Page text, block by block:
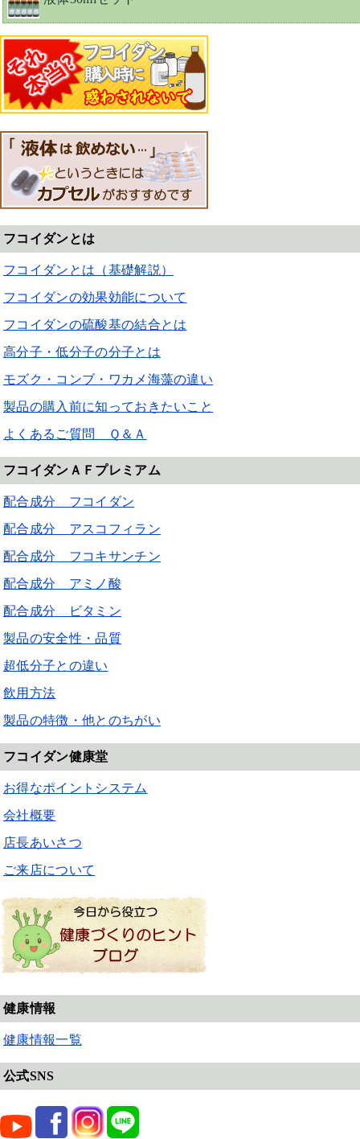
フコイダンとは
フコイダンとは（基礎解説）
フコイダンの効果効能について
フコイダンの硫酸基の結合とは
高分子・低分子の分子とは
モズク・コンブ・ワカメ海藻の違い
製品の購入前に知っておきたいこと
よくあるご質問 Ｑ＆Ａ
フコイダンＡＦプレミアム
配合成分 フコイダン
配合成分 アスコフィラン
配合成分 フコキサンチン
配合成分 アミノ酸
配合成分 ビタミン
製品の安全性・品質
超低分子との違い
飲用方法
製品の特徴・他とのちがい
フコイダン健康堂
お得なポイントシステム
会社概要
店長あいさつ
ご来店について
健康情報
健康情報一覧
公式SNS